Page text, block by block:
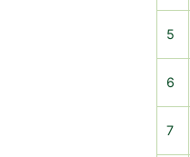
5
6
7